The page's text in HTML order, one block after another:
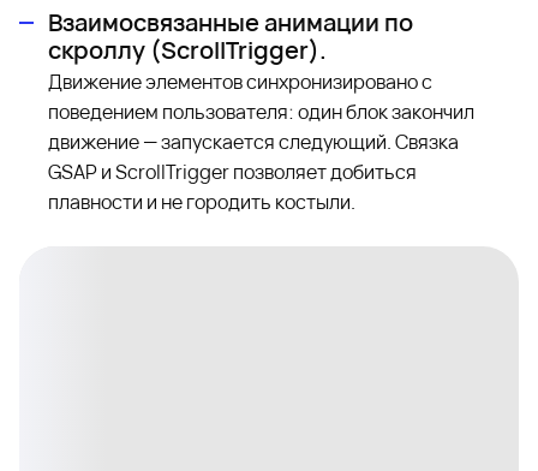
Взаимосвязанные анимации по
скроллу (ScrollTrigger).
Движение элементов синхронизировано с
поведением пользователя: один блок закончил
движение — запускается следующий. Связка
GSAP и ScrollTrigger позволяет добиться
плавности и не городить костыли.